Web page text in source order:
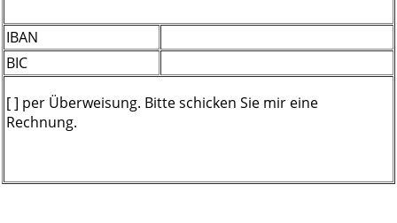
IBAN
BIC
[ ] per Überweisung. Bitte schicken Sie mir eine
Rechnung.